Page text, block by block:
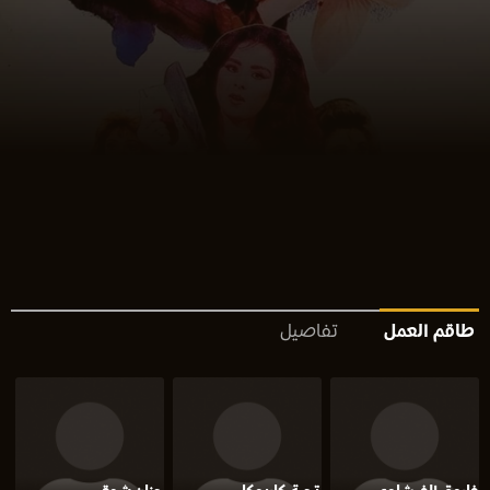
طاقم العمل تفاصيل